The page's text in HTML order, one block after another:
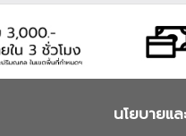
นโยบายแ